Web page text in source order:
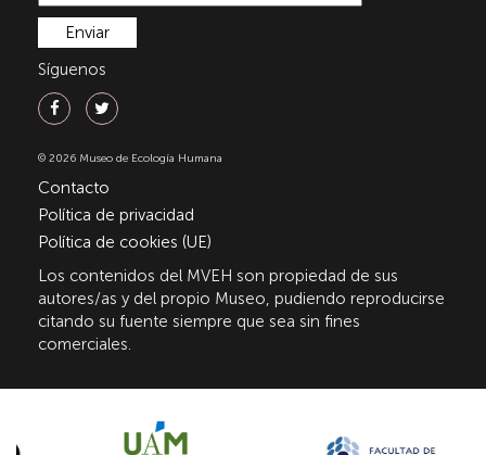
Síguenos
© 2026 Museo de Ecología Humana
Contacto
Política de privacidad
Política de cookies (UE)
Los contenidos del MVEH son propiedad de sus
autores/as y del propio Museo, pudiendo reproducirse
citando su fuente siempre que sea sin fines
comerciales.